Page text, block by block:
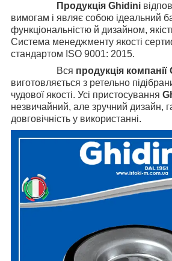
Продукція Ghidini
вимогам і являє собою ідеальний
функціональністю й дизайном,
Система менеджменту якості
стандартом ISO 9001: 2015.
Вся продукція компанії
виготовляється з ретельно
чудової якості. Усі пристосування
незвичайний, але зручний дизайн,
довговічність у використанні.